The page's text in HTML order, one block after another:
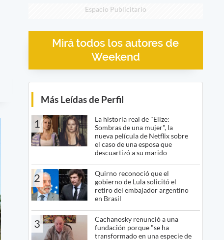
Espacio Publicitario
Mirá todos los autores de
Weekend
Más Leídas de Perfil
1
La historia real de "Elize:
Sombras de una mujer", la
nueva película de Netflix sobre
el caso de una esposa que
descuartizó a su marido
2
Quirno reconoció que el
gobierno de Lula solicitó el
retiro del embajador argentino
en Brasil
3
Cachanosky renunció a una
fundación porque "se ha
transformado en una especie de